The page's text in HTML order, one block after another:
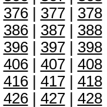
376| 377| 378|
386| 387| 388|
396| 397| 398|
406| 407| 408|
416| 417| 418|
426| 427| 428|